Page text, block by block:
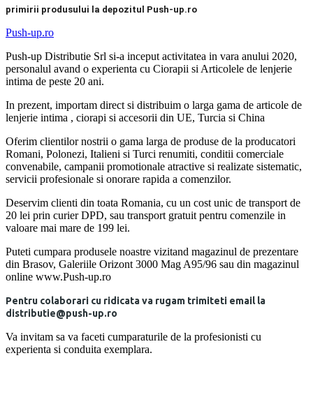
primirii produsului la depozitul Push-up.ro
Push-up.ro
Push-up Distributie Srl si-a inceput activitatea in vara anului 2020,
personalul avand o experienta cu Ciorapii si Articolele de lenjerie
intima de peste 20 ani.
In prezent, importam direct si distribuim o larga gama de articole de
lenjerie intima , ciorapi si accesorii din UE, Turcia si China
Oferim clientilor nostrii o gama larga de produse de la producatori
Romani, Polonezi, Italieni si Turci renumiti, conditii comerciale
convenabile, campanii promotionale atractive si realizate sistematic,
servicii profesionale si onorare rapida a comenzilor.
Deservim clienti din toata Romania, cu un cost unic de transport de
20 lei prin curier DPD, sau transport gratuit pentru comenzile in
valoare mai mare de 199 lei.
Puteti cumpara produsele noastre vizitand magazinul de prezentare
din Brasov, Galeriile Orizont 3000 Mag A95/96 sau din magazinul
online www.Push-up.ro
Pentru colaborari cu ridicata va rugam trimiteti email la
distributie@push-up.ro
Va invitam sa va faceti cumparaturile de la profesionisti cu
experienta si conduita exemplara.